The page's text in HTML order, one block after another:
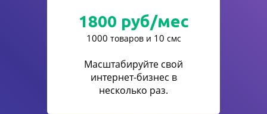
1800 руб/мес
1000 товаров и 10 смс
Масштабируйте свой
интернет-бизнес в
несколько раз.